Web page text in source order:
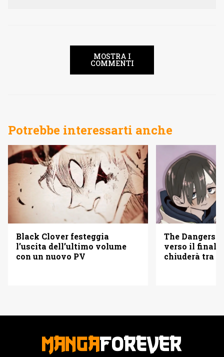
MOSTRA I
COMMENTI
Potrebbe interessarti anche
Black Clover festeggia
l’uscita dell’ultimo volume
con un nuovo PV
The Dangers
verso il
chiuderà tra